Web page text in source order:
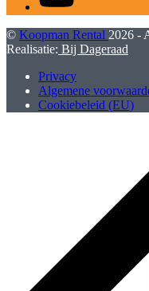
© Koopman Rental 2026 -
Realisatie: Bij Dageraad
Privacy
Algemene
Cookiebeleid (EU)